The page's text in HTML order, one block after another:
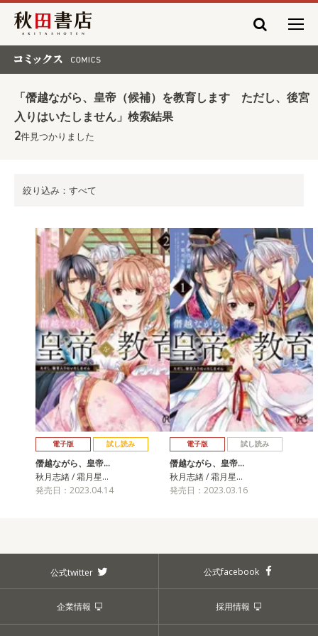
秋田書店
「僭越ながら、皇帝（候補）を教育します ただし、後宮
入りはいたしません」検索結果
2件見つかりました
絞り込み：すべて
電子版 試し読み
僭越ながら、皇帝…
秋月志緒 / 霜月星…
発売日：2023.04.14
電子版 試し読み
僭越ながら、皇帝…
秋月志緒 / 霜月星…
発売日：2023.03.16
公式twitter 公式facebook
企業情報 採用情報